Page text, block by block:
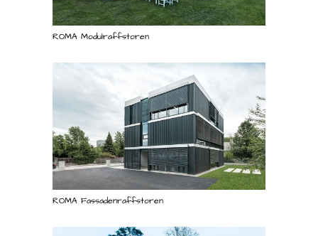
ROMA Modulraffstoren
ROMA Fassadenraffstoren